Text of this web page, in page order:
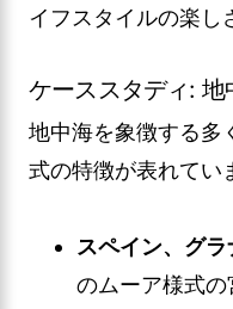
イフスタイルの楽し
ケーススタディ:
地中海を象徴する多
式の特徴が表れてい
スペイン、グラ
のムーア様式